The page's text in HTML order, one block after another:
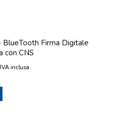
Firma Digitale
con CNS
IVA inclusa